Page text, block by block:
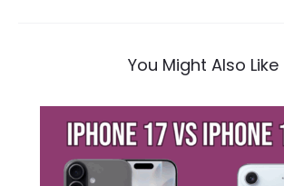
You Might Also Like